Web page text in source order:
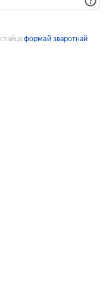
формай зваротнай